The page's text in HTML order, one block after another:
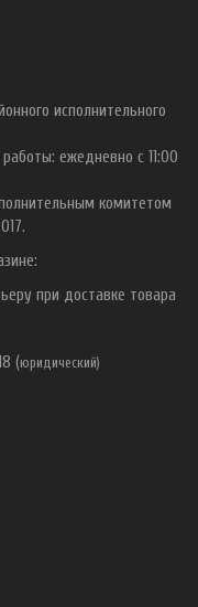
исполнительного
ежедневно с 11:00
комитетом
при доставке товара
(юридический)